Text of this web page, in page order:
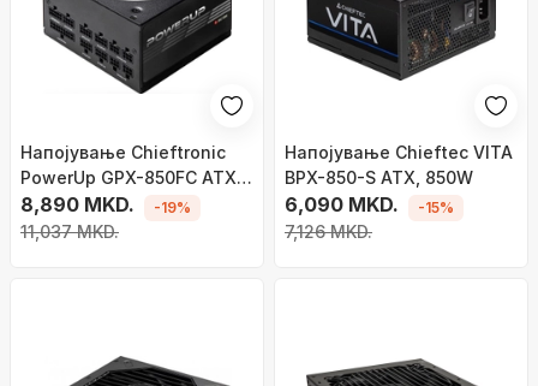
Напојување Chieftronic
PowerUp GPX-850FC ATX,
850W
8,890 MKD.
11,037 MKD.
-19%
Напојување Chieftec VITA
BPX-850-S ATX, 850W
6,090 MKD.
7,126 MKD.
-15%